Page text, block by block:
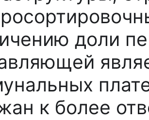
доли
к более